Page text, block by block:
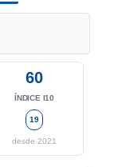
60
ÍNDICE I10
19
desde 2021